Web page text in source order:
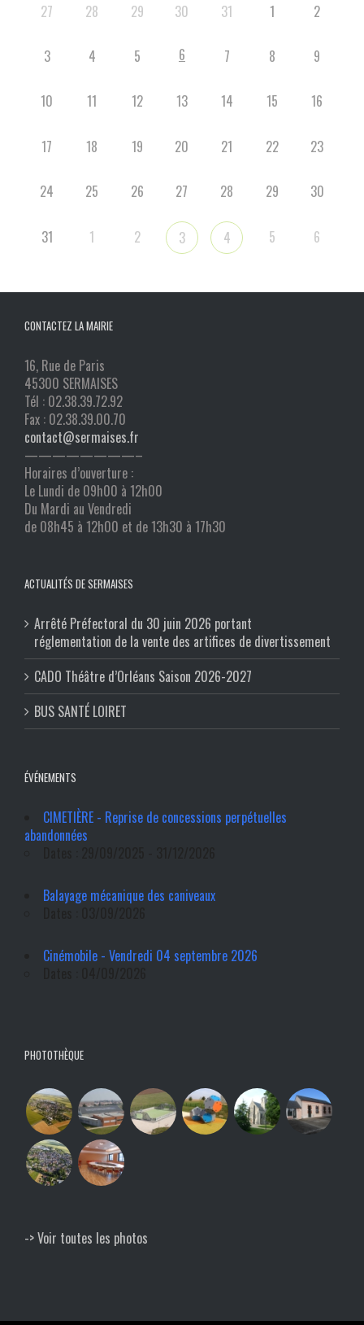
27
28 29 30 31 1 2
3 4 5 6 7 8 9
10 11 12 13 14 15 16
17 18 19 20 21 22 23
24 25 26 27 28 29 30
31 1 2 3 4 5 6
CONTACTEZ LA MAIRIE
16, Rue de Paris
45300 SERMAISES
Tél : 02.38.39.72.92
Fax : 02.38.39.00.70
contact@sermaises.fr
————————–
Horaires d’ouverture :
Le Lundi de 09h00 à 12h00
Du Mardi au Vendredi
de 08h45 à 12h00 et de 13h30 à 17h30
ACTUALITÉS DE SERMAISES
Arrêté Préfectoral du 30 juin 2026 portant
réglementation de la vente des artifices de divertissement
CADO Théâtre d’Orléans Saison 2026-2027
BUS SANTÉ LOIRET
ÉVÉNEMENTS
CIMETIÈRE - Reprise de concessions perpétuelles
abandonnées
Balayage mécanique des caniveaux
Cinémobile - Vendredi 04 septembre 2026
PHOTOTHÈQUE
-> Voir toutes les photos